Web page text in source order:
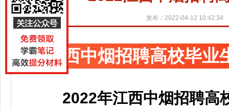
发布：2022-04-12 10:42:34
江西中烟招聘高校毕业
2022年江西中烟招聘高